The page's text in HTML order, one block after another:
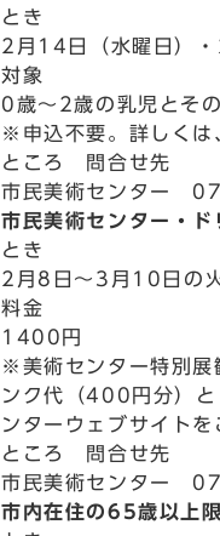
とき
2月14日（水曜日）
対象
0歳～2歳の乳児とそ
※申込不要。詳しくは
ところ 問合せ先
市民美術センター
市民美術センター・
とき
2月8日～3月10日の
料金
1400円
※美術センター特別
ンク代（400円分）と
ンターウェブサイトを
ところ 問合せ先
市民美術センター
市内在住の65歳以上